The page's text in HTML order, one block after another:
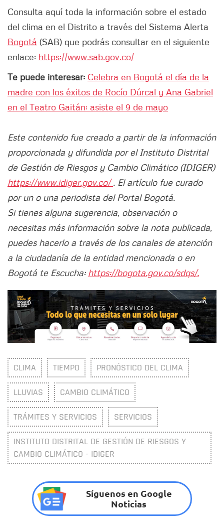
Consulta aquí toda la información sobre el estado
del clima en el Distrito a través del Sistema Alerta
Bogotá (SAB) que podrás consultar en el siguiente
enlace: https://www.sab.gov.co/
Te puede interesar: Celebra en Bogotá el día de la
madre con los éxitos de Rocío Dúrcal y Ana Gabriel
en el Teatro Gaitán: asiste el 9 de mayo
Este contenido fue creado a partir de la información
proporcionada y difundida por el Instituto Distrital
de Gestión de Riesgos y Cambio Climático (IDIGER)
https://www.idiger.gov.co/. El artículo fue curado
por un o una periodista del Portal Bogotá.
Si tienes alguna sugerencia, observación o
necesitas más información sobre la nota publicada,
puedes hacerlo a través de los canales de atención
a la ciudadanía de la entidad mencionada o en
Bogotá te Escucha: https://bogota.gov.co/sdqs/.
CLIMA TIEMPO PRONÓSTICO DEL CLIMA
LLUVIAS CAMBIO CLIMÁTICO
TRÁMITES Y SERVICIOS SERVICIOS
INSTITUTO DISTRITAL DE GESTIÓN DE RIESGOS Y
CAMBIO CLIMÁTICO - IDIGER
Síguenos en Google
Noticias